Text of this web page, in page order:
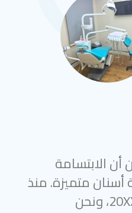
الابتسامة
أسنان متميزة. منذ
تأسيس عيادتنا عام 20XX، ونحن